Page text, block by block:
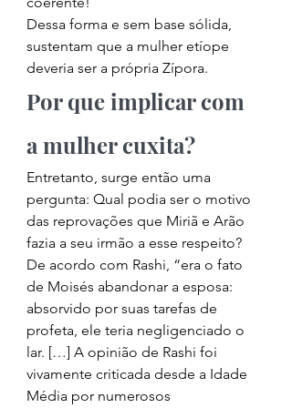
Dessa forma e sem base sólida,
sustentam que a mulher etíope
deveria ser a própria Zípora.
Por que implicar com
a mulher cuxita?
Entretanto, surge então uma
pergunta: Qual podia ser o motivo
das reprovações que Miriã e Arão
fazia a seu irmão a esse respeito?
De acordo com Rashi, “era o fato
de Moisés abandonar a esposa:
absorvido por suas tarefas de
profeta, ele teria negligenciado o
lar. […] A opinião de Rashi foi
vivamente criticada desde a Idade
Média por numerosos